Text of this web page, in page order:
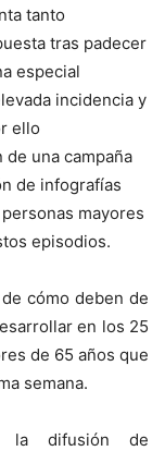
tanto
tras padecer
especial
incidencia y
ello
una campaña
de infografías
mayores
episodios.
cómo deben de
en los 25
de 65 años que
semana.
la difusión de